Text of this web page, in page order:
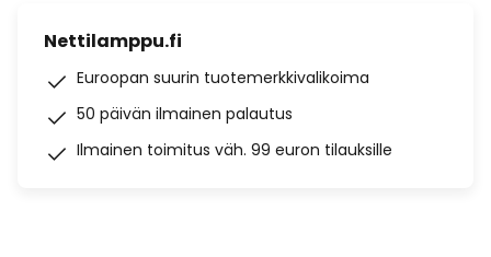
Nettilamppu.fi
Euroopan suurin tuotemerkkivalikoima
50 päivän ilmainen palautus
Ilmainen toimitus väh. 99 euron tilauksille